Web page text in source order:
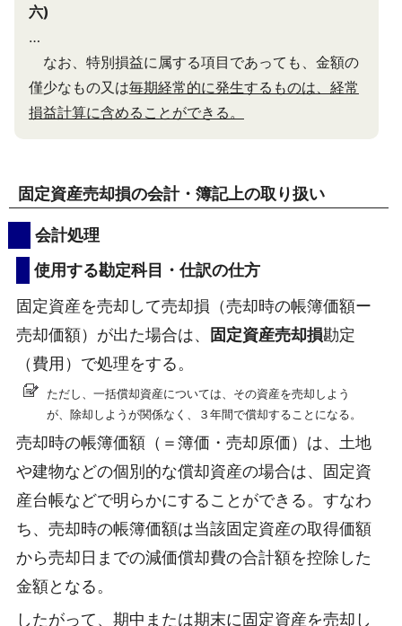
六)
…
なお、特別損益に属する項目であっても、金額の
僅少なもの又は毎期経常的に発生するものは、経常
損益計算に含めることができる。
固定資産売却損の会計・簿記上の取り扱い
会計処理
使用する勘定科目・仕訳の仕方
固定資産を売却して売却損（売却時の帳簿価額ー
売却価額）が出た場合は、
固定資産売却損勘定
（費用）で処理をする。
ただし、一括償却資産については、その資産を売却しよう
が、除却しようが関係なく、３年間で償却することになる。
売却時の帳簿価額（＝簿価・売却原価）は、土地
や建物などの個別的な償却資産の場合は、固定資
産台帳などで明らかにすることができる。すなわ
ち、売却時の帳簿価額は当該固定資産の取得価額
から売却日までの減価償却費の合計額を控除した
金額となる。
したがって、期中または期末に固定資産を売却し